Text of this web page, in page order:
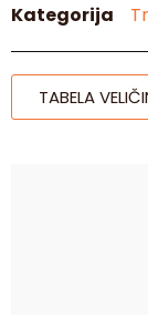
Kategorija
TABELA